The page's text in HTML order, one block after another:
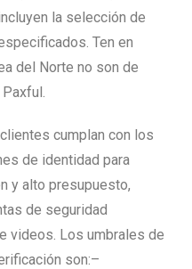
la selección de
Ten en
del Norte no son de
cumplan con los
de identidad para
y alto presupuesto,
de seguridad
videos. Los umbrales de
son:–